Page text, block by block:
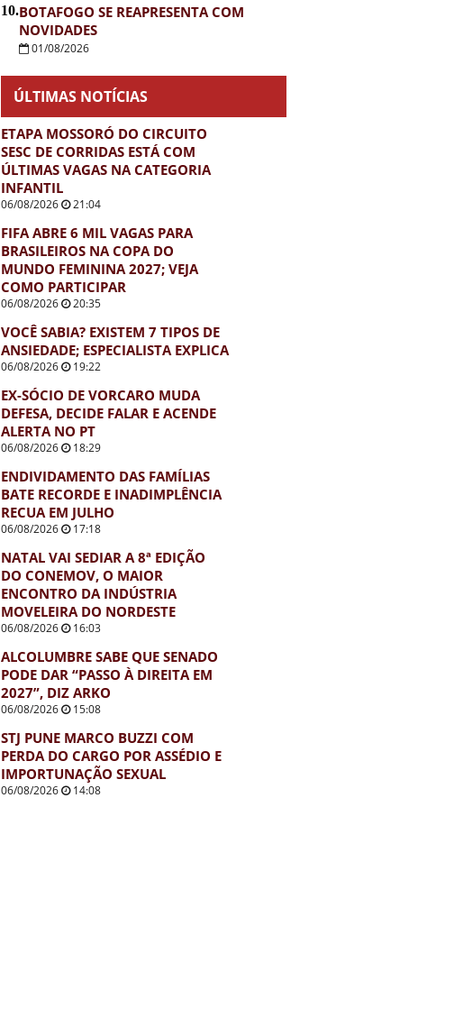
10.BOTAFOGO SE REAPRESENTA COM
NOVIDADES
01/08/2026
ÚLTIMAS NOTÍCIAS
ETAPA MOSSORÓ DO CIRCUITO
SESC DE CORRIDAS ESTÁ COM
ÚLTIMAS VAGAS NA CATEGORIA
INFANTIL
06/08/2026 21:04
FIFA ABRE 6 MIL VAGAS PARA
BRASILEIROS NA COPA DO
MUNDO FEMININA 2027; VEJA
COMO PARTICIPAR
06/08/2026 20:35
VOCÊ SABIA? EXISTEM 7 TIPOS DE
ANSIEDADE; ESPECIALISTA EXPLICA
06/08/2026 19:22
EX-SÓCIO DE VORCARO MUDA
DEFESA, DECIDE FALAR E ACENDE
ALERTA NO PT
06/08/2026 18:29
ENDIVIDAMENTO DAS FAMÍLIAS
BATE RECORDE E INADIMPLÊNCIA
RECUA EM JULHO
06/08/2026 17:18
NATAL VAI SEDIAR A 8ª EDIÇÃO
DO CONEMOV, O MAIOR
ENCONTRO DA INDÚSTRIA
MOVELEIRA DO NORDESTE
06/08/2026 16:03
ALCOLUMBRE SABE QUE SENADO
PODE DAR “PASSO À DIREITA EM
2027”, DIZ ARKO
06/08/2026 15:08
STJ PUNE MARCO BUZZI COM
PERDA DO CARGO POR ASSÉDIO E
IMPORTUNAÇÃO SEXUAL
06/08/2026 14:08